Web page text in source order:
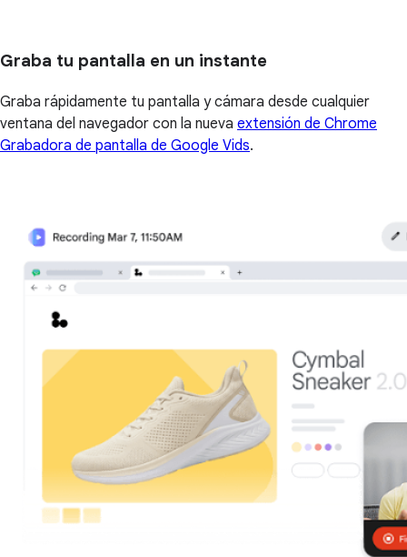
Graba tu pantalla en un instante
Graba rápidamente tu pantalla y cámara desde cualquier
ventana del navegador con la nueva extensión de Chrome
Grabadora de pantalla de Google Vids.